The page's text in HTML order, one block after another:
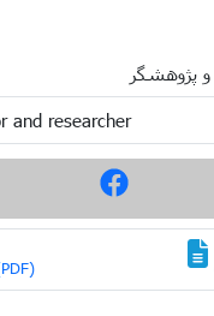
پژوهشگر
and researcher